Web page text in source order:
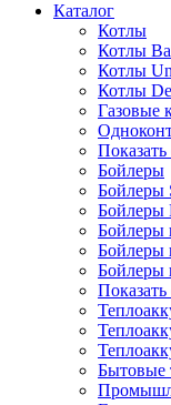
Каталог
Котлы
Котлы
Котлы
Котлы
Газовые
Бойлеры
Бойлеры
Бойлеры
Бойлеры
Бойлеры
Бойлеры
Бытовые